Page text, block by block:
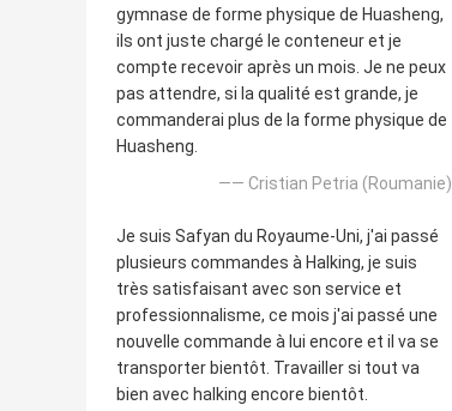
gymnase de forme physique de Huasheng,
ils ont juste chargé le conteneur et je
compte recevoir après un mois. Je ne peux
pas attendre, si la qualité est grande, je
commanderai plus de la forme physique de
Huasheng.
—— Cristian Petria (Roumanie)
Je suis Safyan du Royaume-Uni, j'ai passé
plusieurs commandes à Halking, je suis
très satisfaisant avec son service et
professionnalisme, ce mois j'ai passé une
nouvelle commande à lui encore et il va se
transporter bientôt. Travailler si tout va
bien avec halking encore bientôt.